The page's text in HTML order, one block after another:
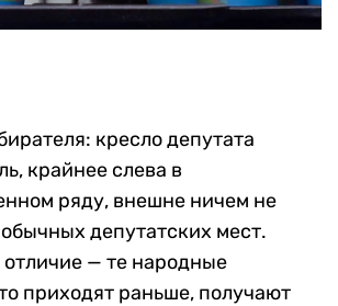
кресло депутата
крайнее слева в
ряду, внешне ничем не
депутатских мест.
— те народные
приходят раньше, получают